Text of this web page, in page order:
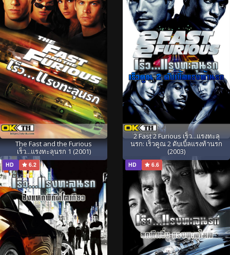
The Fast and the Furious
เร็ว...แรงทะลุนรก 1 (2001)
2 Fast 2 Furious เร็ว...แรงทะลุ
นรก: เร็วคูณ 2 ดับเบิ้ลแรงท้านรก
(2003)
HD 6.2 HD 6.6